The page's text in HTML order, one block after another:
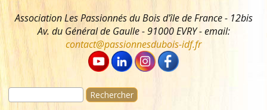
Association Les Passionnés du Bois d'île de France - 12bis
Av. du Général de Gaulle - 91000 EVRY - email:
contact@passionnesdubois-idf.fr
Rechercher :